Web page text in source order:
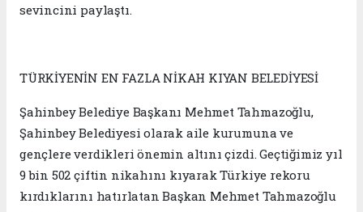
sevincini paylaştı.
TÜRKİYENİN EN FAZLA NİKAH KIYAN BELEDİYESİ
Şahinbey Belediye Başkanı Mehmet Tahmazoğlu,
Şahinbey Belediyesi olarak aile kurumuna ve
gençlere verdikleri önemin altını çizdi. Geçtiğimiz yıl
9 bin 502 çiftin nikahını kıyarak Türkiye rekoru
kırdıklarını hatırlatan Başkan Mehmet Tahmazoğlu